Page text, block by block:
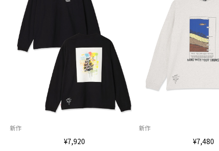
新作
¥7,920
新作
¥7,480